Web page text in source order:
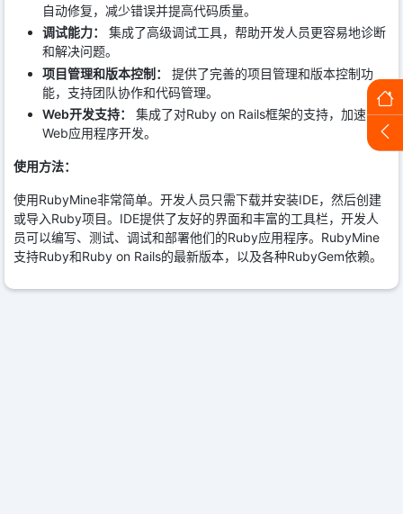
自动修复，减少错误并提高代码质量。
调试能力：
集成了高级调试工具，帮助开发人员更容易地诊断
和解决问题。
项目管理和版本控制：
提供了完善的项目管理和版本控制功
能，支持团队协作和代码管理。
Web开发支持：
集成了对Ruby on Rails框架的支持，加速
Web应用程序开发。
使用方法：
使用RubyMine非常简单。开发人员只需下载并安装IDE，然后创建
或导入Ruby项目。IDE提供了友好的界面和丰富的工具栏，开发人
员可以编写、测试、调试和部署他们的Ruby应用程序。RubyMine
支持Ruby和Ruby on Rails的最新版本，以及各种RubyGem依赖。